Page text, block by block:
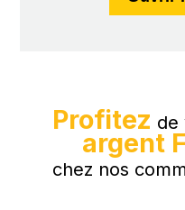
Profitez de
argent
chez nos